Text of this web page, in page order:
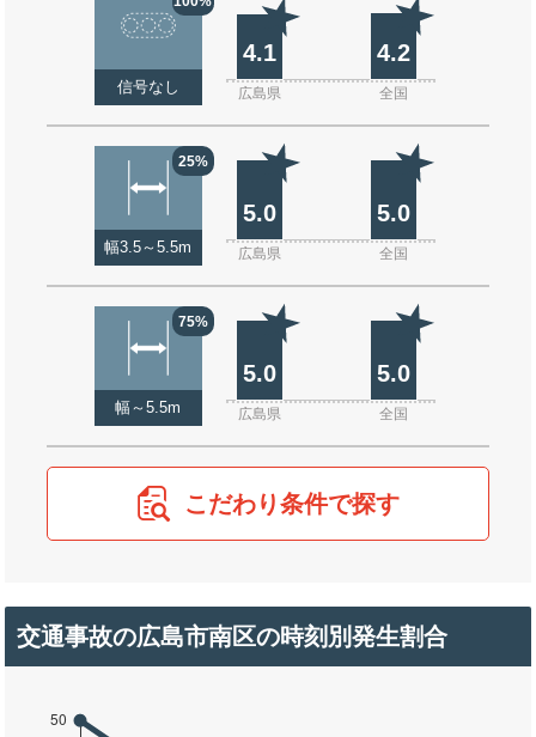
信号なし
4.1 4.2
広島県 全国
25%
幅3.5～5.5m
5.0 5.0
広島県 全国
75%
幅～5.5m
5.0 5.0
広島県 全国
こだわり条件で探す
交通事故の広島市南区の時刻別発生割合